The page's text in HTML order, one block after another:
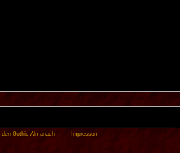
den Gothic Almanach Impressum